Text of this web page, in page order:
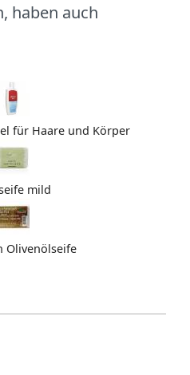
haben auch
für Haare und Körper
mild
Olivenölseife